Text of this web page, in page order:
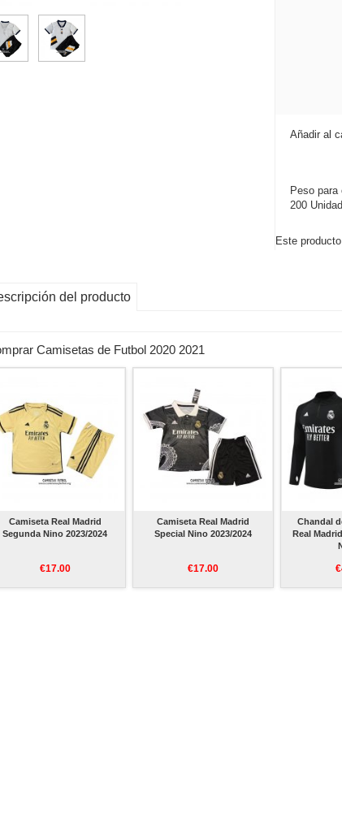
Añadir al
Peso
200
Este
del producto
Camisetas de Futbol 2020 2021
Camiseta Real Madrid
Segunda Nino 2023/2024
€17.00
Camiseta Real Madrid
Special Nino 2023/2024
€17.00
Chandal
Real